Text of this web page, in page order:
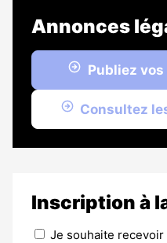
Annonces
Publiez
Consultez
Inscription à
Je souhaite